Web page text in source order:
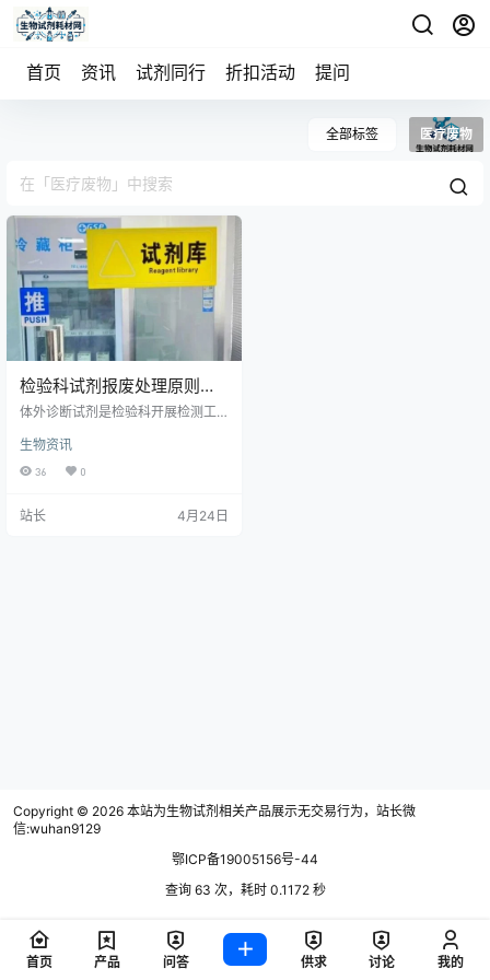
首页 资讯 试剂同行 折扣活动 提问
全部标签 医疗废物
检验科试剂报废处理原则与
流程【2026版】
体外诊断试剂是检验科开展检测工
资。随着医疗机构检验项目不断扩
容、试剂品类与用量持续增长，过
实验室质量安全、院感防控、环保
生物资讯
36 0
站长 4月24日
Copyright © 2026 本站为生物试剂相关产品展示无交易行为，站长微
信:wuhan9129
鄂ICP备19005156号-44
查询 63 次，耗时 0.1172 秒
首页 产品 问答 供求 讨论 我的